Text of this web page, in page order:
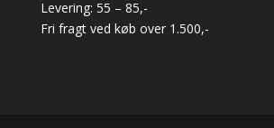
Levering: 55 – 85,-
Fri fragt ved køb over 1.500,-